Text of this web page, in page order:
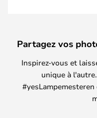
Partagez vos
Inspirez-vous et
unique à